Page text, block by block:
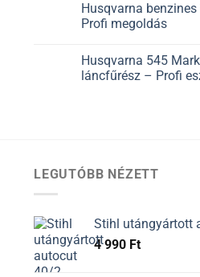
Husqvarna
Profi megoldás
Husqvarna 545 Mark
láncfűrész – Profi
LEGUTÓBB NÉZETT
Stihl utángyártott
4 990 Ft